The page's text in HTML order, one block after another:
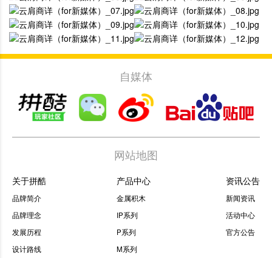
自媒体
网站地图
关于拼酷
品牌简介
品牌理念
发展历程
设计路线
产品中心
金属积木
IP系列
P系列
M系列
资讯公告
新闻资讯
活动中心
官方公告